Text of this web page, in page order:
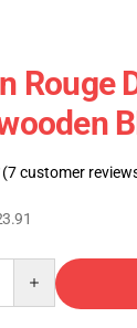
Rouge
(7 customer